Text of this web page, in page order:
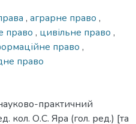
, аграрне право ,
право , цивільне право ,
право ,
право
практичний
кол. О.С. Яра (гол. ред.) [та